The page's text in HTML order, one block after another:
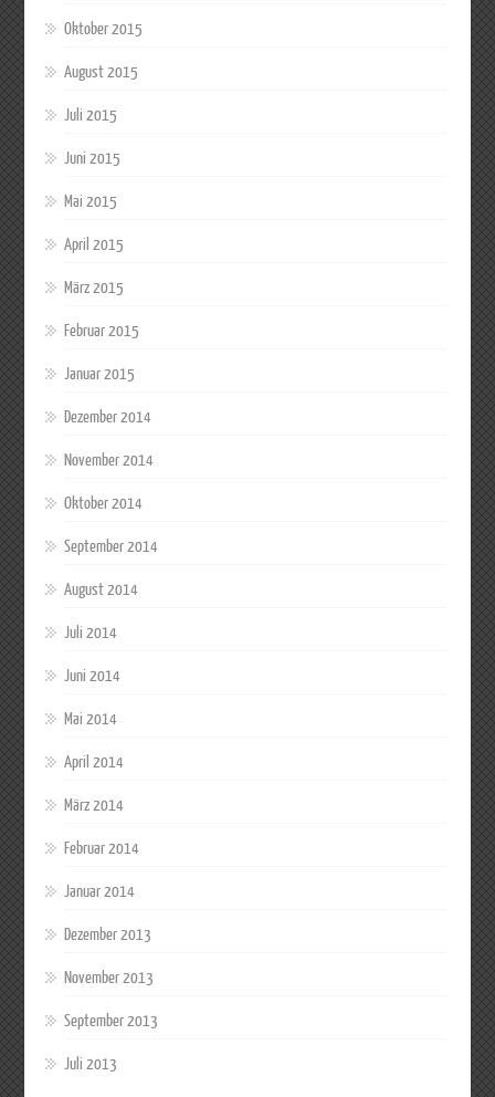
Oktober 2015
August 2015
Juli 2015
Juni 2015
Mai 2015
April 2015
März 2015
Februar 2015
Januar 2015
Dezember 2014
November 2014
Oktober 2014
September 2014
August 2014
Juli 2014
Juni 2014
Mai 2014
April 2014
März 2014
Februar 2014
Januar 2014
Dezember 2013
November 2013
September 2013
Juli 2013